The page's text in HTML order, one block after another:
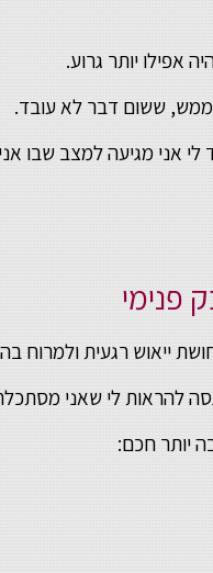
אפילו יותר גרוע.
ממש, ששום דבר לא עובד.
לי אני מגיעה למצב
פנימי
ייאוש רגעית ולמרוח
להראות לי שאני
יותר חכם: